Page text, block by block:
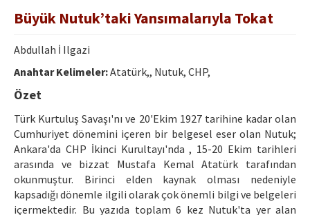
Yayın Politikası
Dergi Kurulları
Yayın İlkeleri
Etik İlkeler
Yazar Rehberi
Hakem Rehberi
İletişim
Büyük Nutuk’taki Yansımalarıyla Tokat
Abdullah İ Ilgazi
Anahtar Kelimeler:Atatürk,, Nutuk, CHP,
Özet
Türk Kurtuluş Savaşı'nı ve 20'Ekim 1927 tarihine kadar olan
Cumhuriyet dönemini içeren bir belgesel eser olan Nutuk;
Ankara'da CHP İkinci Kurultayı'nda , 15-20 Ekim tarihleri
arasında ve bizzat Mustafa Kemal Atatürk tarafından
okunmuştur. Birinci elden kaynak olması nedeniyle
kapsadığı dönemle ilgili olarak çok önemli bilgi ve belgeleri
içermektedir. Bu yazıda toplam 6 kez Nutuk'ta yer alan